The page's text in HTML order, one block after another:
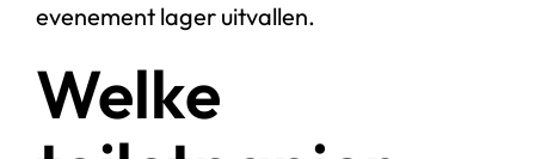
evenement lager uitvallen.
Welke